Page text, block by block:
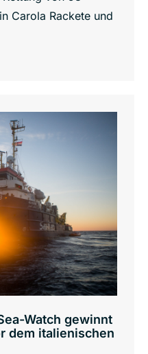
Carola Rackete und
Watch gewinnt
dem italienischen